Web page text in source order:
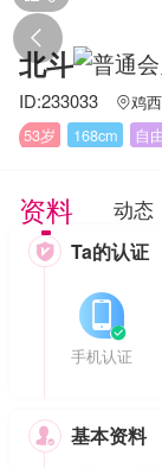

北斗
ID:233033 鸡西
53岁
168cm 自
资料 动态
 Ta的认证


手机认证
 基本资料